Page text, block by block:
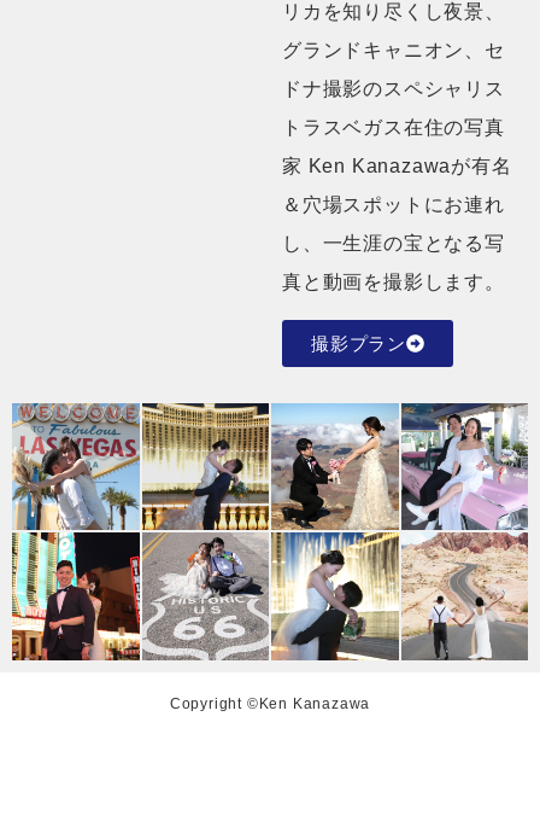
リカを知り尽くし夜景、
グランドキャニオン、セ
ドナ撮影のスペシャリス
トラスベガス在住の写真
家 Ken Kanazawaが有名
＆穴場スポットにお連れ
し、一生涯の宝となる写
真と動画を撮影します。
撮影プラン
Copyright ©Ken Kanazawa